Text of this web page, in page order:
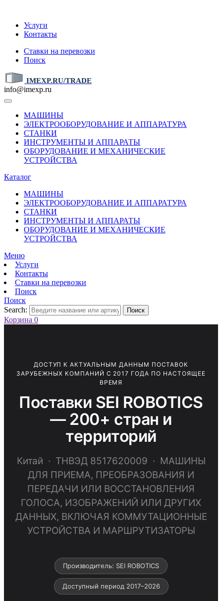
Услуги
Контакты
Ставки на перевозки
Поиск
IMEXP.RU/TRADE
info@imexp.ru
МАШИНЫ
ЭЛЕКТРООБОРУДОВАНИЕ И АППАРАТУРА
СТАНКИ
ИНСТРУМЕНТЫ И АППАРАТЫ
ОБОРУДОВАНИЕ И МЕХАНИЧЕСКИЕ
УСТРОЙСТВА
Каталог
МАШИНЫ
ЭЛЕКТРООБОРУДОВАНИЕ И АППАРАТУРА
СТАНКИ
ИНСТРУМЕНТЫ И АППАРАТЫ
ОБОРУДОВАНИЕ И МЕХАНИЧЕСКИЕ
УСТРОЙСТВА
Меню
Услуги
Контакты
Ставки на перевозки
Поиск
Поиск
Search:
Поиск
Корзина 0
ДОСТУП К АКТУАЛЬНЫМ ДАННЫМ ПОСТАВОК
ЗАРУБЕЖНЫХ КОМПАНИЙ С 2017 ГОДА ПО НАСТОЯЩЕЕ
ВРЕМЯ
Поставки SEI ROBOTICS
— 200+ стран и
территорий
Китай · ТНВЭД 8517620009 · МАШИНЫ
ДЛЯ ПРИЕМА, ПРЕОБРАЗОВАНИЯ И
ПЕРЕДАЧИ ИЛИ ВОССТАНОВЛЕНИЯ
ГОЛОСА, ИЗОБРАЖЕНИЙ ИЛИ ДРУГИХ
ДАННЫХ, ВКЛЮЧАЯ КОММУТАЦИОННЫЕ
УСТРОЙСТВА И МАРШРУТИЗАТОРЫ
Производитель: SEI ROBOTICS
Доступный период 2017–2026